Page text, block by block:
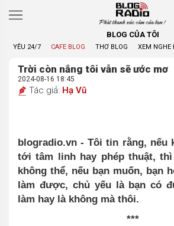
Phát thanh xúc cảm của bạn !
BLOG CỦA TÔI
YÊU 24/7 CAFE BLOG THƠ BLOG XEM NGHE
Trời còn nắng tôi vẫn sẽ ước mơ
2024-08-16 18:45
Tác giả: Hạ Vũ
blogradio.vn - Tôi tin rằng, nếu
tới tâm linh hay phép thuật,
không thể, nếu bạn muốn, bạn
làm được, chủ yếu là bạn có
làm hay là không mà thôi.
***